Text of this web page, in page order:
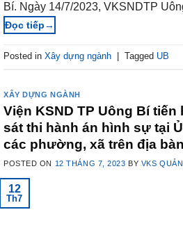
Bí. Ngày 14/7/2023, VKSNDTP
→
Posted in Xây dựng ngành Tagged UB
XÂY DỰNG NGÀNH
Viện KSND TP Uông Bí
sát thi hành án hình sự tại
các phường, xã trên địa
POSTED ON 12 THÁNG 7, 2023 BY VKS
12
Th7